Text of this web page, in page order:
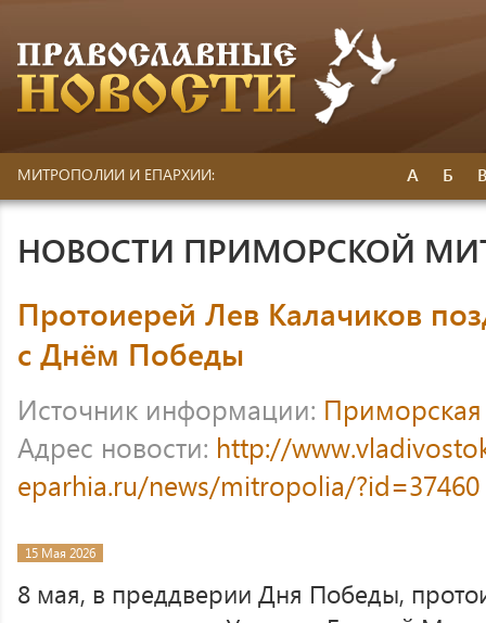
МИТРОПОЛИИ И ЕПАРХИИ: А Б
НОВОСТИ ПРИМОРСКОЙ
Протоиерей Лев Калачиков
с Днём Победы
Источник информации:
Адрес новости: http://
eparhia.ru/news/mitropolia/?id=37460
15 Мая 2026
8 мая, в преддверии Дня Победы,